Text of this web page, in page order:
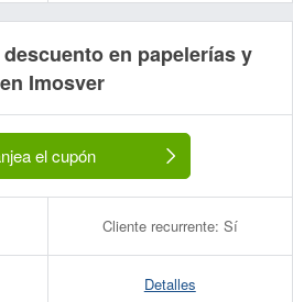
descuento en papelerías y
Imosver
el cupón
Cliente recurrente: Sí
Detalles